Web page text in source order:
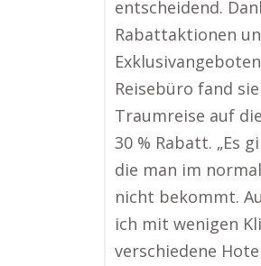
entscheidend.
Rabattaktionen
Reisebüro fand
Traumreise auf
30 % Rabatt. „Es
die man im
nicht bekommt.
ich mit wenigen
verschiedene